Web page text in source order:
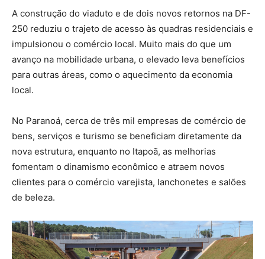
A construção do viaduto e de dois novos retornos na DF-
250 reduziu o trajeto de acesso às quadras residenciais e
impulsionou o comércio local. Muito mais do que um
avanço na mobilidade urbana, o elevado leva benefícios
para outras áreas, como o aquecimento da economia
local.
No Paranoá, cerca de três mil empresas de comércio de
bens, serviços e turismo se beneficiam diretamente da
nova estrutura, enquanto no Itapoã, as melhorias
fomentam o dinamismo econômico e atraem novos
clientes para o comércio varejista, lanchonetes e salões
de beleza.